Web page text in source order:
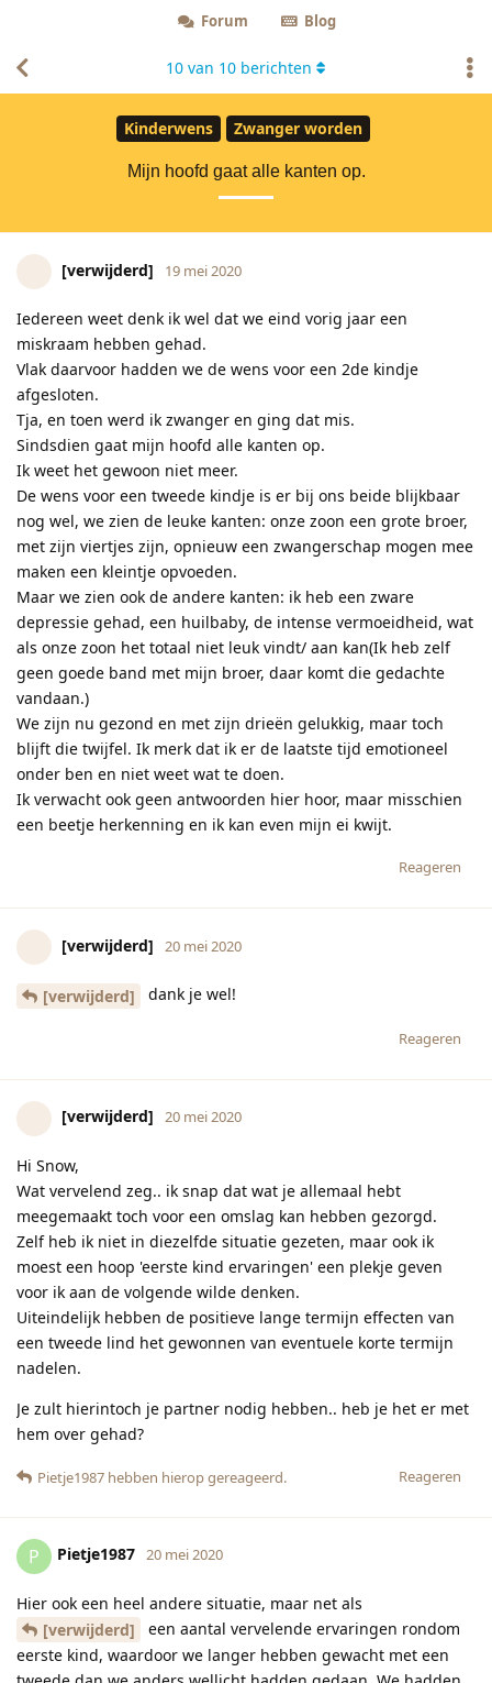
Forum Blog
Kinderwens Zwanger worden
Mijn hoofd gaat alle kanten op.
10 van 10 berichten
[verwijderd] 19 mei 2020
Iedereen weet denk ik wel dat we eind vorig jaar een
miskraam hebben gehad.
Vlak daarvoor hadden we de wens voor een 2de kindje
afgesloten.
Tja, en toen werd ik zwanger en ging dat mis.
Sindsdien gaat mijn hoofd alle kanten op.
Ik weet het gewoon niet meer.
De wens voor een tweede kindje is er bij ons beide blijkbaar
nog wel, we zien de leuke kanten: onze zoon een grote broer,
met zijn viertjes zijn, opnieuw een zwangerschap mogen mee
maken een kleintje opvoeden.
Maar we zien ook de andere kanten: ik heb een zware
depressie gehad, een huilbaby, de intense vermoeidheid, wat
als onze zoon het totaal niet leuk vindt/ aan kan(Ik heb zelf
geen goede band met mijn broer, daar komt die gedachte
vandaan.)
We zijn nu gezond en met zijn drieën gelukkig, maar toch
blijft die twijfel. Ik merk dat ik er de laatste tijd emotioneel
onder ben en niet weet wat te doen.
Ik verwacht ook geen antwoorden hier hoor, maar misschien
een beetje herkenning en ik kan even mijn ei kwijt.
Reageren
[verwijderd] 20 mei 2020
[verwijderd] dank je wel!
Reageren
[verwijderd] 20 mei 2020
Hi Snow,
Wat vervelend zeg.. ik snap dat wat je allemaal hebt
meegemaakt toch voor een omslag kan hebben gezorgd.
Zelf heb ik niet in diezelfde situatie gezeten, maar ook ik
moest een hoop 'eerste kind ervaringen' een plekje geven
voor ik aan de volgende wilde denken.
Uiteindelijk hebben de positieve lange termijn effecten van
een tweede lind het gewonnen van eventuele korte termijn
nadelen.
Je zult hierintoch je partner nodig hebben.. heb je het er met
hem over gehad?
Reageren
Pietje1987 hebben hierop gereageerd.
P Pietje1987 20 mei 2020
Hier ook een heel andere situatie, maar net als
[verwijderd]
een aantal vervelende ervaringen rondom
eerste kind, waardoor we langer hebben gewacht met een